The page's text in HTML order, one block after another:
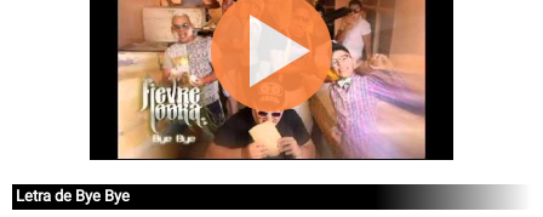
Letra de Bye Bye